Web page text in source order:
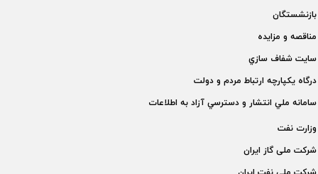
بازنشستگان
مناقصه و مزايده
سايت شفاف سازي
درگاه يكپارچه ارتباط مردم و دولت
سامانه ملي انتشار و دسترسي آزاد به اطلاعات
وزارت نفت
شركت ملی گاز ايران